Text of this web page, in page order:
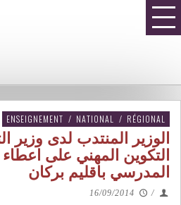
ENSEIGNEMENT / NATIONAL / RÉGIONAL
الوزير المنتدب لدى وزير
التكوين المهني على
المدرسي باقليم بركان
/
16/09/2014